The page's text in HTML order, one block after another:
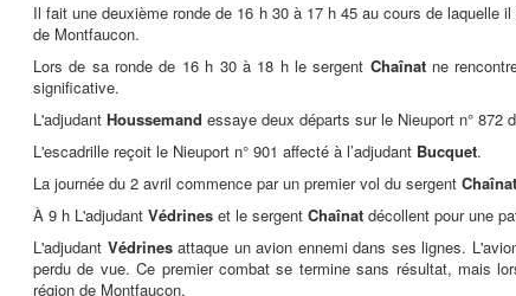
Il fait une deuxième ronde de 16 h 30 à 17 h 45 au cours de laquelle
de Montfaucon.
Lors de sa ronde de 16 h 30 à 18 h le sergent Chaînatne
significative.
L'adjudant Houssemand essaye deux départs sur le Nieuport n° 872
L'escadrille reçoit le Nieuport n° 901 affecté à l’adjudant Bucquet.
La journée du 2 avril commence par un premier vol du sergent Chaînat
À 9 h L'adjudant Védrines et le sergent Chaînat décollent pour une
L'adjudant Védrinesattaque un avion ennemi dans ses lignes.
perdu de vue. Ce premier combat se termine sans résultat, mais
région de Montfaucon.